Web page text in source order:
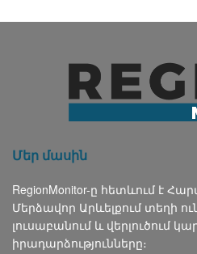
Մեր մասին
RegionMonitor-ը հետևում է
Մերձավոր Արևելքում տեղի
լուսաբանում և վերլուծում
իրադարձությունները։